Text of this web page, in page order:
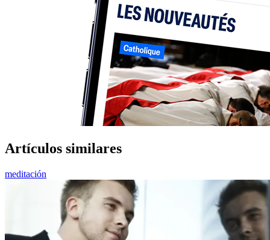
Artículos similares
meditación